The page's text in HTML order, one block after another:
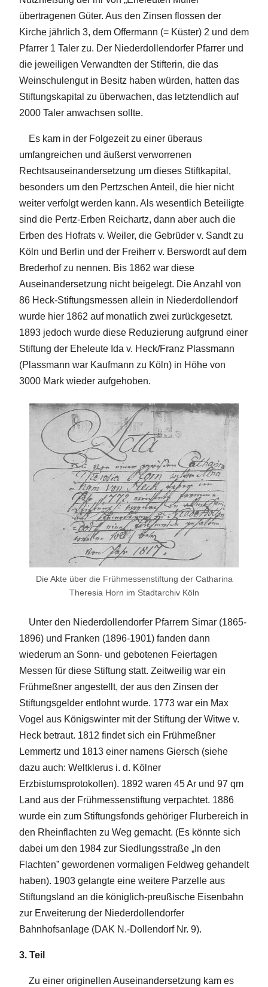
übertragenen Güter. Aus den Zinsen flossen der
Kirche jährlich 3, dem Offermann (= Küster) 2 und dem
Pfarrer 1 Taler zu. Der Niederdollendorfer Pfarrer und
die jeweiligen Verwandten der Stifterin, die das
Weinschulengut in Besitz haben würden, hatten das
Stiftungskapital zu überwachen, das letztendlich auf
2000 Taler anwachsen sollte.
Es kam in der Folgezeit zu einer überaus
umfangreichen und äußerst verworrenen
Rechtsauseinandersetzung um dieses Stiftkapital,
besonders um den Pertzschen Anteil, die hier nicht
weiter verfolgt werden kann. Als wesentlich Beteiligte
sind die Pertz-Erben Reichartz, dann aber auch die
Erben des Hofrats v. Weiler, die Gebrüder v. Sandt zu
Köln und Berlin und der Freiherr v. Berswordt auf dem
Brederhof zu nennen. Bis 1862 war diese
Auseinandersetzung nicht beigelegt. Die Anzahl von
86 Heck-Stiftungsmessen allein in Niederdollendorf
wurde hier 1862 auf monatlich zwei zurückgesetzt.
1893 jedoch wurde diese Reduzierung aufgrund einer
Stiftung der Eheleute Ida v. Heck/Franz Plassmann
(Plassmann war Kaufmann zu Köln) in Höhe von
3000 Mark wieder aufgehoben.
Die Akte über die Frühmessenstiftung der Catharina
Theresia Horn im Stadtarchiv Köln
Unter den Niederdollendorfer Pfarrern Simar (1865-
1896) und Franken (1896-1901) fanden dann
wiederum an Sonn- und gebotenen Feiertagen
Messen für diese Stiftung statt. Zeitweilig war ein
Frühmeßner angestellt, der aus den Zinsen der
Stiftungsgelder entlohnt wurde. 1773 war ein Max
Vogel aus Königswinter mit der Stiftung der Witwe v.
Heck betraut. 1812 findet sich ein Frühmeßner
Lemmertz und 1813 einer namens Giersch (siehe
dazu auch: Weltklerus i. d. Kölner
Erzbistumsprotokollen). 1892 waren 45 Ar und 97 qm
Land aus der Frühmessenstiftung verpachtet. 1886
wurde ein zum Stiftungsfonds gehöriger Flurbereich in
den Rheinflachten zu Weg gemacht. (Es könnte sich
dabei um den 1984 zur Siedlungsstraße „In den
Flachten” gewordenen vormaligen Feldweg gehandelt
haben). 1903 gelangte eine weitere Parzelle aus
Stiftungsland an die königlich-preußische Eisenbahn
zur Erweiterung der Niederdollendorfer
Bahnhofsanlage (DAK N.-Dollendorf Nr. 9).
3. Teil
Zu einer originellen Auseinandersetzung kam es